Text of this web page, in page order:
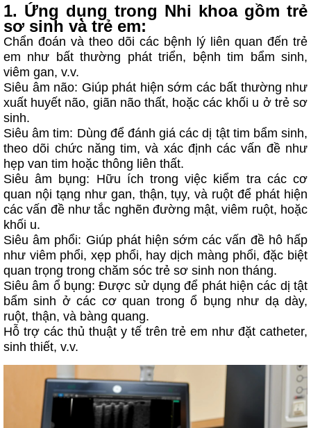
1. Ứng dụng trong Nhi khoa gồm trẻ
sơ sinh và trẻ em:
Chẩn đoán và theo dõi các bệnh lý liên quan đến trẻ
em như bất thường phát triển, bệnh tim bẩm sinh,
viêm gan, v.v.
Siêu âm não: Giúp phát hiện sớm các bất thường như
xuất huyết não, giãn não thất, hoặc các khối u ở trẻ sơ
sinh.
Siêu âm tim: Dùng để đánh giá các dị tật tim bẩm sinh,
theo dõi chức năng tim, và xác định các vấn đề như
hẹp van tim hoặc thông liên thất.
Siêu âm bụng: Hữu ích trong việc kiểm tra các cơ
quan nội tạng như gan, thận, tụy, và ruột để phát hiện
các vấn đề như tắc nghẽn đường mật, viêm ruột, hoặc
khối u.
Siêu âm phổi: Giúp phát hiện sớm các vấn đề hô hấp
như viêm phổi, xẹp phổi, hay dịch màng phổi, đặc biệt
quan trọng trong chăm sóc trẻ sơ sinh non tháng.
Siêu âm ổ bụng: Được sử dụng để phát hiện các dị tật
bẩm sinh ở các cơ quan trong ổ bụng như dạ dày,
ruột, thận, và bàng quang.
Hỗ trợ các thủ thuật y tế trên trẻ em như đặt catheter,
sinh thiết, v.v.